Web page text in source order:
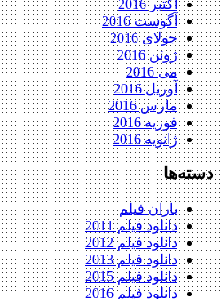
اکتبر 2016
آگوست 2016
جولای 2016
ژوئن 2016
می 2016
آوریل 2016
مارس 2016
فوریه 2016
ژانویه 2016
دسته‌ها
باران فیلم
دانلود فیلم 2011
دانلود فیلم 2012
دانلود فیلم 2013
دانلود فیلم 2015
دانلود فیلم 2016